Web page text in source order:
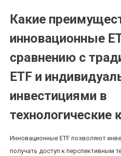
Какие
инновационные
сравнению с
ETF и
инвестициями в
технологические
Инновационные ETF позволяют
получать доступ к перспективным